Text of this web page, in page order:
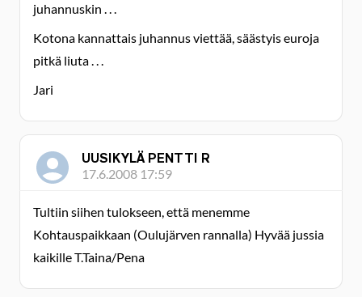
juhannuskin . . .
Kotona kannattais juhannus viettää, säästyis euroja
pitkä liuta . . .
Jari
UUSIKYLÄ PENTTI R
17.6.2008 17:59
Tultiin siihen tulokseen, että menemme
Kohtauspaikkaan (Oulujärven rannalla) Hyvää jussia
kaikille T.Taina/Pena